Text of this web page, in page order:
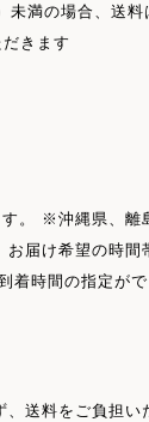
満の場合、送料
きます
。 ※沖縄県、離
届け希望の時間
着時間の指定が
送料をご負担い